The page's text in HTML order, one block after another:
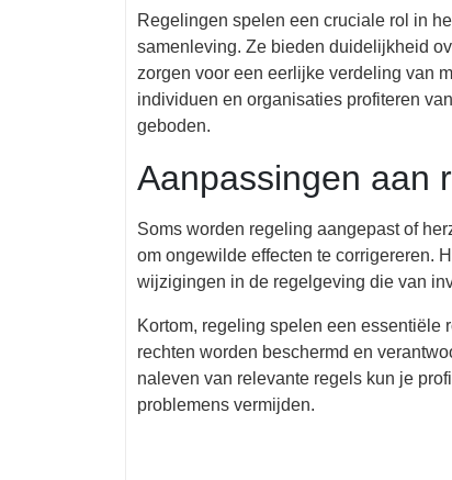
Regelingen spelen een cruciale rol in
samenleving. Ze bieden duidelijkheid
zorgen voor een eerlijke verdeling van
individuen en organisaties profiteren
geboden.
Aanpassingen aan
Soms worden regeling aangepast of
om ongewilde effecten te corrigereren.
wijzigingen in de regelgeving die van
Kortom, regeling spelen een essentiële
rechten worden beschermd en
naleven van relevante regels kun je
problemens vermijden.